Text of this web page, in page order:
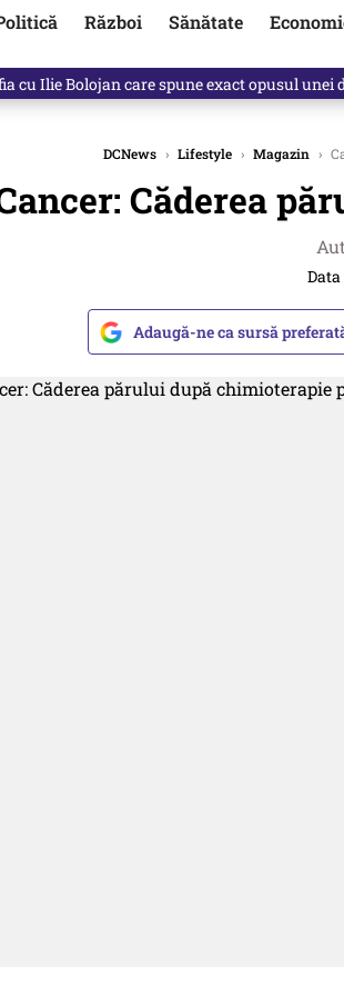
Război Sănătate
îi cere scuze, public, lui Ilie Bolojan
DCNews › Lifestyle › Magazin ›
Căderea
Data
Adaugă-ne ca sursă